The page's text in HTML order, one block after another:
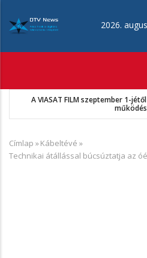
tartalomra
2026.
MKSZ-Sport TV
Morzsa
Címlap »Kábeltévé »
Technikai átállással búcsúztatja az